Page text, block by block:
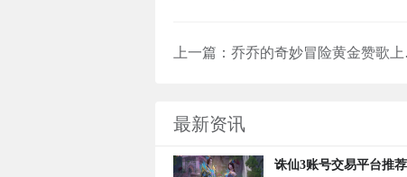
上一篇： 乔乔
最新资讯
诛仙3账号交易平台推